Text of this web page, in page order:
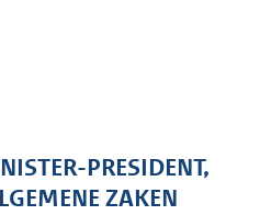
PRESIDENT,
ZAKEN